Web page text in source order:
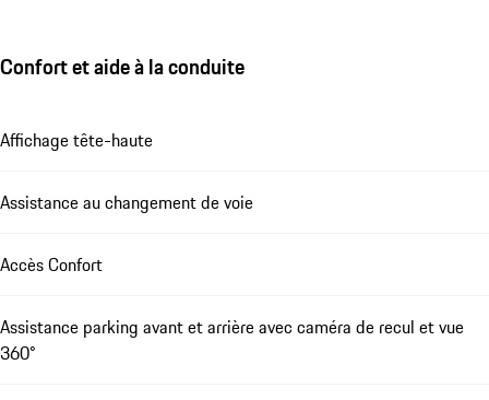
Confort et aide à la conduite
Affichage tête-haute
Assistance au changement de voie
Accès Confort
Assistance parking avant et arrière avec caméra de recul et vue
360°